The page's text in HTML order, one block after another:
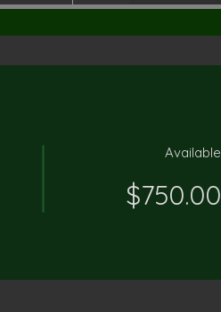
Available
$750.00